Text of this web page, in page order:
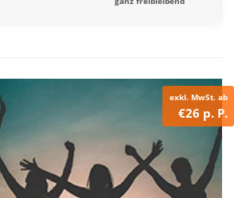
exkl. MwSt. ab
€26 p. P.